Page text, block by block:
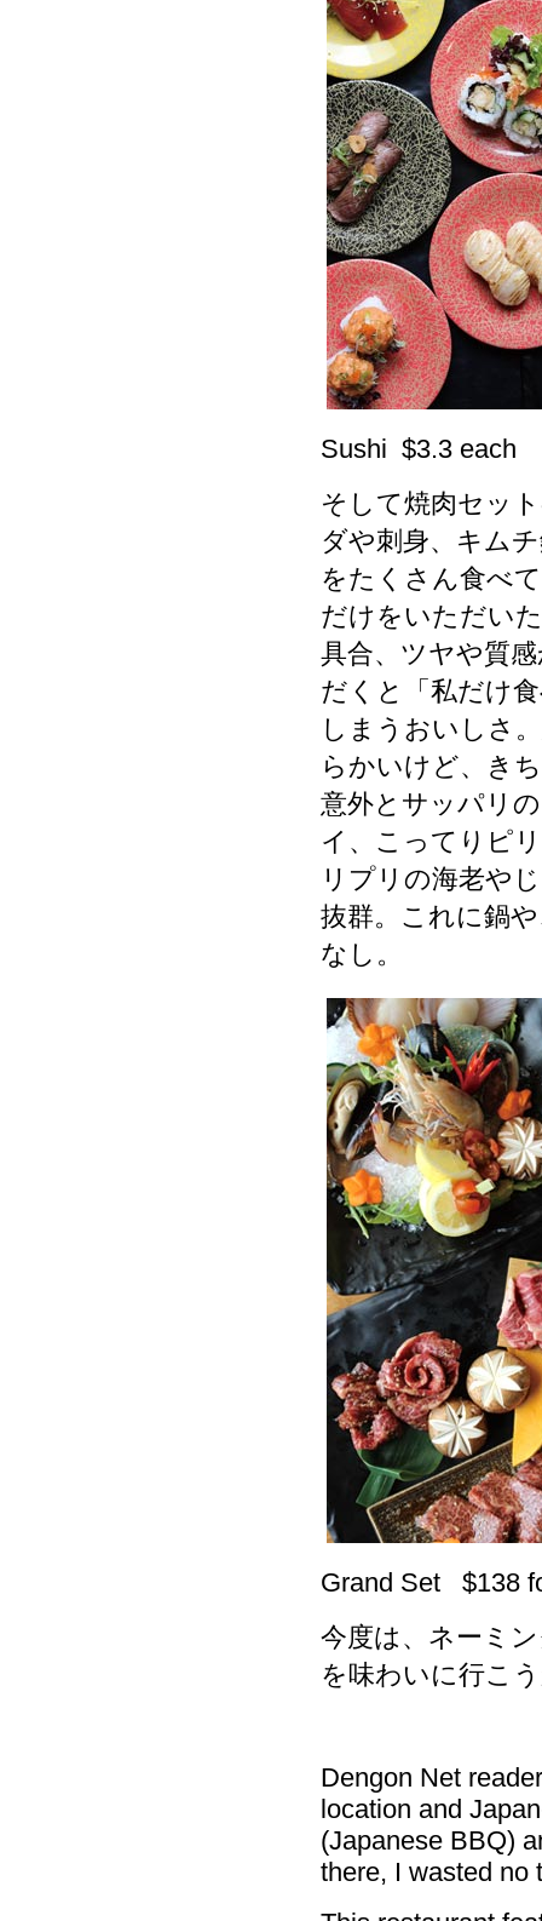
Sushi $3.3 each
そして焼肉セッ
ダや刺身、キム
をたくさん食べ
だけをいただい
具合、ツヤや質
だくと「私だけ
しまうおいしさ
らかいけど、き
意外とサッパリ
イ、こってりピ
リプリの海老や
抜群。これに鍋
なし。
Grand Set $138
今度は、ネーミ
を味わいに行こ
Dengon Net
location and
(Japanese BBQ)
there, I wasted